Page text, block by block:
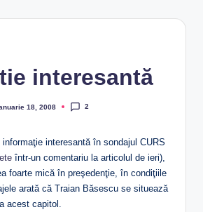
interesantă
18, 2008 2
interesantă în sondajul CURS
într-un comentariu la articolul de ieri),
foarte mică în preşedenţie, în condiţiile
arată că Traian Băsescu se situează
acest capitol.